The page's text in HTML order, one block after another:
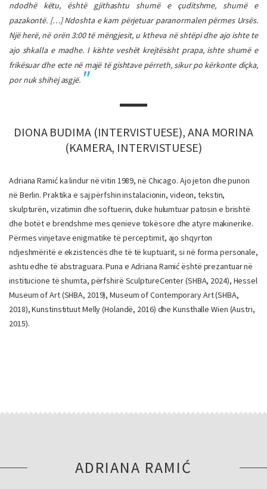
ndodhë këtu, është gjithashtu shumë e çuditshme, shumë e
pazakontë. […] Ndoshta e kam përjetuar paranormalen përmes Ursës.
Një herë, në orën 3:00 të mëngjesit, u ktheva në shtëpi dhe ajo ishte te
ajo shkalla e madhe. I kishte veshët krejtësisht prapa, ishte shumë e
frikësuar dhe ecte në majë të gishtave përreth, sikur po kërkonte diçka,
por nuk shihej asgjë.
DIONA BUDIMA (INTERVISTUESE), ANA MORINA
(KAMERA, INTERVISTUESE)
Adriana Ramić ka lindur në vitin 1989, në Chicago. Ajo jeton dhe punon
në Berlin. Praktika e saj përfshin instalacionin, videon, tekstin,
skulpturën, vizatimin dhe softuerin, duke hulumtuar patosin e brishtë
dhe botët e brendshme mes qenieve tokësore dhe atyre makinerike.
Përmes vinjetave enigmatike të perceptimit, ajo shqyrton
ndjeshmëritë e ekzistencës dhe të të kuptuarit, si në forma personale,
ashtu edhe të abstraguara. Puna e Adriana Ramić është prezantuar në
institucione të shumta, përfshirë SculptureCenter (SHBA, 2024), Hessel
Museum of Art (SHBA, 2019), Museum of Contemporary Art (SHBA,
2018), Kunstinstituut Melly (Holandë, 2016) dhe Kunsthalle Wien (Austri,
2015).
ADRIANA RAMIĆ